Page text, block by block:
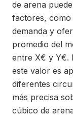
de arena
factores, como
demanda y
promedio del
entre X€ y Y€.
este valor es
diferentes
más precisa
cúbico de